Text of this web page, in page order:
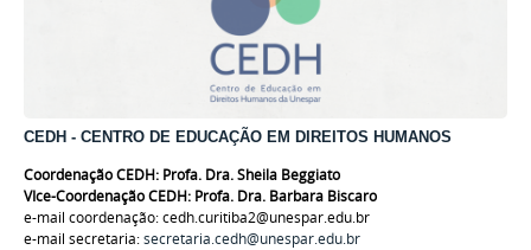
CEDH - CENTRO DE EDUCAÇÃO EM DIREITOS HUMANOS
Coordenação CEDH: Profa. Dra. Sheila Beggiato
VIce-Coordenação CEDH: Profa. Dra. Barbara Biscaro
e-mail coordenação: cedh.curitiba2@unespar.edu.br
e-mail secretaria:secretaria.cedh@unespar.edu.br